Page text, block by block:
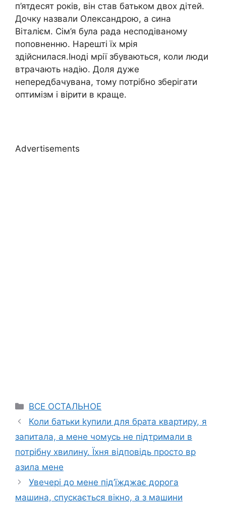
п’ятдесят років, він став батьком двох дітей.
Дочку назвали Олександрою, а сина
Віталієм. Сім’я була рада несподіваному
поповненню. Нарешті їх мрія
здійснилася.Іноді мрії збуваються, коли люди
втрачають надію. Доля дуже
непередбачувана, тому потрібно зберігати
оптимізм і вірити в краще.
Advertisements
Categories
ВСЕ ОСТАЛЬНОЕ
Коли батьки kупили для брата квартиру, я
запитала, а мене чомусь не підтримали в
потрібну хвилину. Їхня відповідь просто вр
азила мене
Увечері до мене під’їжджає дорога
машина, спускається вікно, а з машини